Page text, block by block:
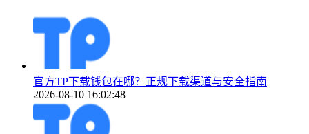
官方TP下载钱包在哪？正规下载渠道与安全指南
2026-08-10 16:02:48